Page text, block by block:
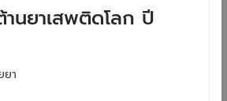
นยาเสพติดโลก ปี
า